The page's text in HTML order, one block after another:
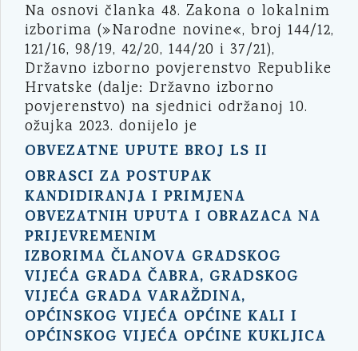
Na osnovi članka 48. Zakona o lokalnim
izborima (»Narodne novine«, broj 144/12,
121/16, 98/19, 42/20, 144/20 i 37/21),
Državno izborno povjerenstvo Republike
Hrvatske (dalje: Državno izborno
povjerenstvo) na sjednici održanoj 10.
ožujka 2023. donijelo je
OBVEZATNE UPUTE BROJ LS II
OBRASCI ZA POSTUPAK
KANDIDIRANJA I PRIMJENA
OBVEZATNIH UPUTA I OBRAZACA NA
PRIJEVREMENIM
IZBORIMA ČLANOVA GRADSKOG
VIJEĆA GRADA ČABRA, GRADSKOG
VIJEĆA GRADA VARAŽDINA,
OPĆINSKOG VIJEĆA OPĆINE KALI I
OPĆINSKOG VIJEĆA OPĆINE KUKLJICA